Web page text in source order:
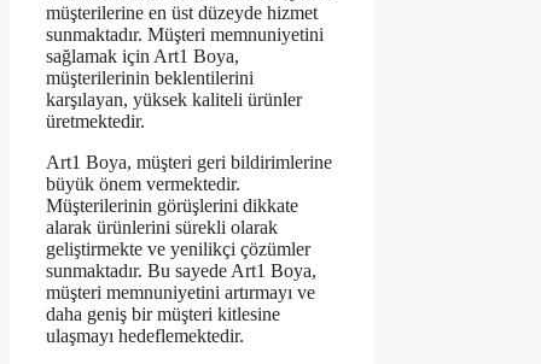
müşterilerine en üst düzeyde hizmet
sunmaktadır. Müşteri memnuniyetini
sağlamak için Art1 Boya,
müşterilerinin beklentilerini
karşılayan, yüksek kaliteli ürünler
üretmektedir.
Art1 Boya, müşteri geri bildirimlerine
büyük önem vermektedir.
Müşterilerinin görüşlerini dikkate
alarak ürünlerini sürekli olarak
geliştirmekte ve yenilikçi çözümler
sunmaktadır. Bu sayede Art1 Boya,
müşteri memnuniyetini artırmayı ve
daha geniş bir müşteri kitlesine
ulaşmayı hedeflemektedir.